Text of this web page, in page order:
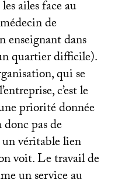
ailes face au
de
enseignant dans
quartier difficile).
qui se
c’est le
priorité donnée
pas de
véritable lien
voit. Le travail de
un service au